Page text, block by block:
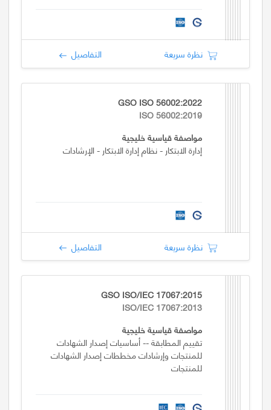
نظرة سريعة التفاصيل
GSO ISO 56002:2022
ISO 56002:2019
مواصفة قياسية خليجية
إدارة الابتكار - نظام إدارة الابتكار - الإرشادات
نظرة سريعة التفاصيل
GSO ISO/IEC 17067:2015
ISO/IEC 17067:2013
مواصفة قياسية خليجية
تقييم المطابقة -- أساسيات إصدار الشهادات
للمنتجات وإرشادات مخططات إصدار الشهادات
للمنتجات